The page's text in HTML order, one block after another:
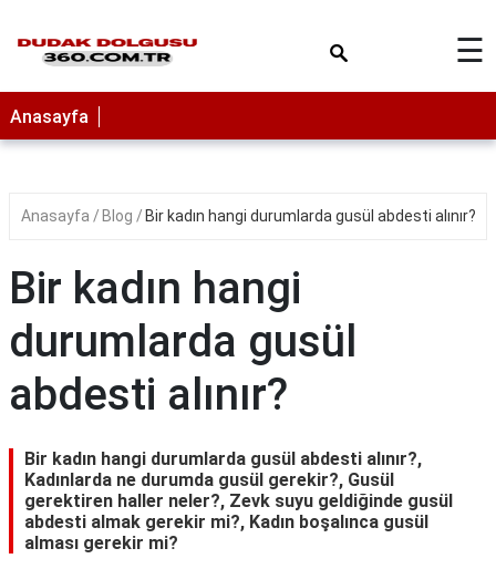
☰
Anasayfa
Anasayfa Blog Bir kadın hangi durumlarda gusül abdesti alınır?
Bir kadın hangi
durumlarda gusül
abdesti alınır?
Bir kadın hangi durumlarda gusül abdesti alınır?,
Kadınlarda ne durumda gusül gerekir?, Gusül
gerektiren haller neler?, Zevk suyu geldiğinde gusül
abdesti almak gerekir mi?, Kadın boşalınca gusül
alması gerekir mi?